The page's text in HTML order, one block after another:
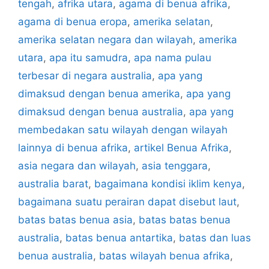
tengah, afrika utara, agama di benua afrika,
agama di benua eropa, amerika selatan,
amerika selatan negara dan wilayah, amerika
utara, apa itu samudra, apa nama pulau
terbesar di negara australia, apa yang
dimaksud dengan benua amerika, apa yang
dimaksud dengan benua australia, apa yang
membedakan satu wilayah dengan wilayah
lainnya di benua afrika, artikel Benua Afrika,
asia negara dan wilayah, asia tenggara,
australia barat, bagaimana kondisi iklim kenya,
bagaimana suatu perairan dapat disebut laut,
batas batas benua asia, batas batas benua
australia, batas benua antartika, batas dan luas
benua australia, batas wilayah benua afrika,